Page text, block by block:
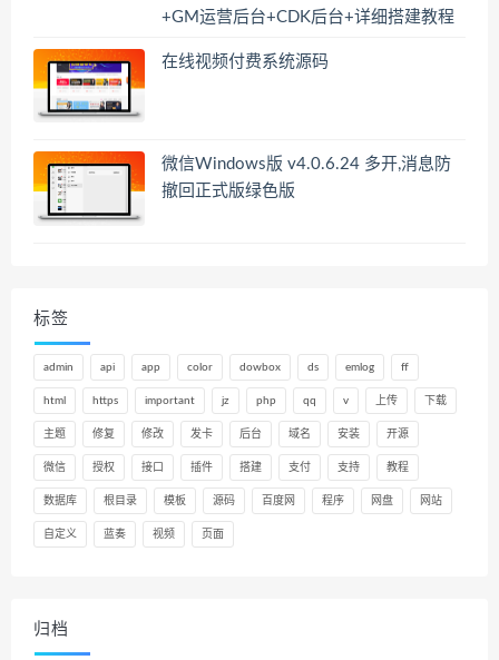
+GM运营后台+CDK后台+详细搭建教程
在线视频付费系统源码
微信Windows版 v4.0.6.24 多开,消息防
撤回正式版绿色版
标签
admin api app color dowbox ds emlog ff
html https important jz php qq v 上传 下载
主题 修复 修改 发卡 后台 域名 安装 开源
微信 授权 接口 插件 搭建 支付 支持 教程
数据库 根目录 模板 源码 百度网 程序 网盘 网站
自定义 蓝奏 视频 页面
归档